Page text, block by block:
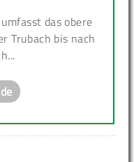
das obere
Trubach bis nach